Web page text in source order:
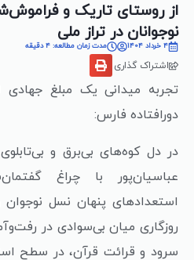
از روستای تاریک و
نوجوانان در تراز ملی
4 خرداد 1404 مدت زمان مطالعه: 4 دقیقه
اشتراک گذاری
تجربه میدانی یک مبلغ جهادی
دورافتاده فارس:
در دل کوه‌های بی‌برق و
عباسیان‌پور با چراغ
استعدادهای پنهان نسل نوجوان
روزگاری میان بی‌سوادی در
سرود و قرائت قرآن، در سطح